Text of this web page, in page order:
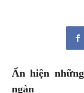
Ẩn hiện
ngàn